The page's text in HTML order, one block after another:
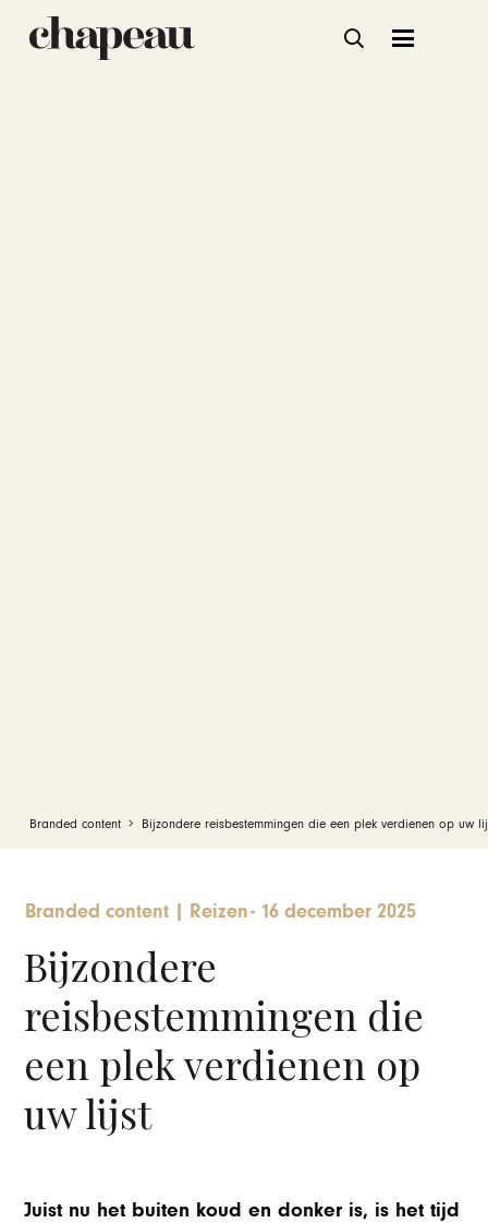
Branded content Bijzondere reisbestemmingen die een plek verdienen op uw
Branded content Reizen- 16 december 2025
Bijzondere
reisbestemmingen die
een plek verdienen op
uw lijst
Juist nu het buiten koud en donker is, is het tijd